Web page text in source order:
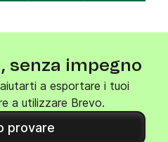
senza impegno
a esportare i tuoi
a utilizzare Brevo.
provare